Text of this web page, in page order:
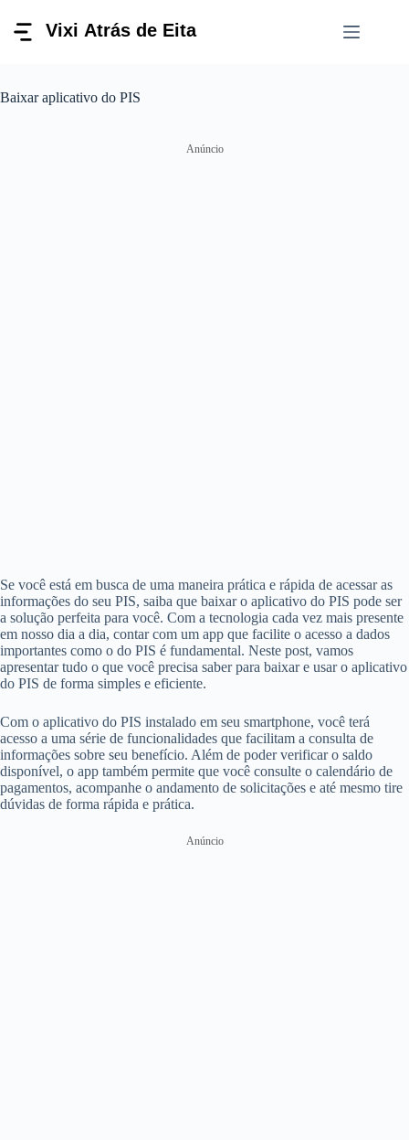
para
Baixar aplicativo do PIS
Anúncio
Se você está em busca de uma maneira prática e rápida de acessar as
informações do seu PIS, saiba que baixar o aplicativo do PIS pode ser
a solução perfeita para você. Com a tecnologia cada vez mais presente
em nosso dia a dia, contar com um app que facilite o acesso a dados
importantes como o do PIS é fundamental. Neste post, vamos
apresentar tudo o que você precisa saber para baixar e usar o aplicativo
do PIS de forma simples e eficiente.
Com o aplicativo do PIS instalado em seu smartphone, você terá
acesso a uma série de funcionalidades que facilitam a consulta de
informações sobre seu benefício. Além de poder verificar o saldo
disponível, o app também permite que você consulte o calendário de
pagamentos, acompanhe o andamento de solicitações e até mesmo tire
dúvidas de forma rápida e prática.
Anúncio